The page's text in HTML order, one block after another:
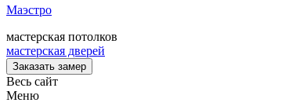
Маэстро
мастерская потолков
мастерская дверей
Заказать замер
Весь сайт
Меню